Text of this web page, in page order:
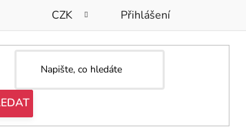
CZK Přihlášení